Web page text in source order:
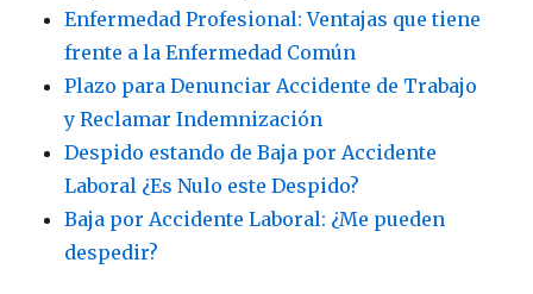
Enfermedad Profesional: Ventajas que tiene
frente a la Enfermedad Común
Plazo para Denunciar Accidente de Trabajo
y Reclamar Indemnización
Despido estando de Baja por Accidente
Laboral ¿Es Nulo este Despido?
Baja por Accidente Laboral: ¿Me pueden
despedir?